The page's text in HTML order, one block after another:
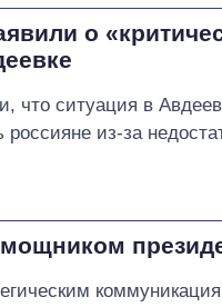
о
что ситуация в
россияне из-за